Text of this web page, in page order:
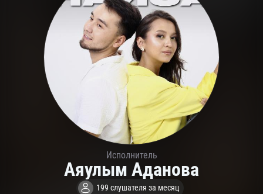
Исполнитель
Аяулым Аданова
199 слушателя за месяц